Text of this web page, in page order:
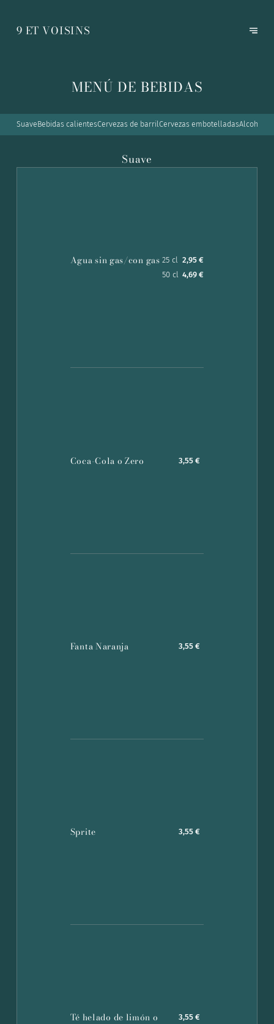
9 ET VOISINS
MENÚ DE BEBIDAS
SuaveBebidas calientesCervezas de barrilCervezas embotelladasAlcoholes
Suave
Agua sin gas/con gas 25 cl
2,95 €
50 cl 4,69 €
Coca-Cola o Zero 3,55 €
Fanta Naranja 3,55 €
Sprite 3,55 €
Té helado de limón o
3,55 €